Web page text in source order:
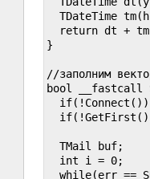
TDateTime
return dt +
}
//заполним
bool __fastcall
  TMail buf;
  int i = 0;
while(err ==